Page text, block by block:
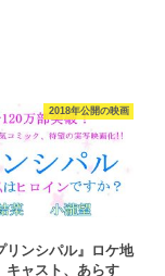
2018年公開の映画
リンシパル』ロケ地
キャスト、あらす